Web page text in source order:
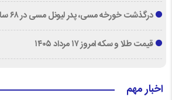
درگذشت خورخه مسی، پدر لیونل مسی در ۶۸ سالگی
قیمت طلا و سکه امروز ۱۷ مرداد ۱۴۰۵
اخبار مهم